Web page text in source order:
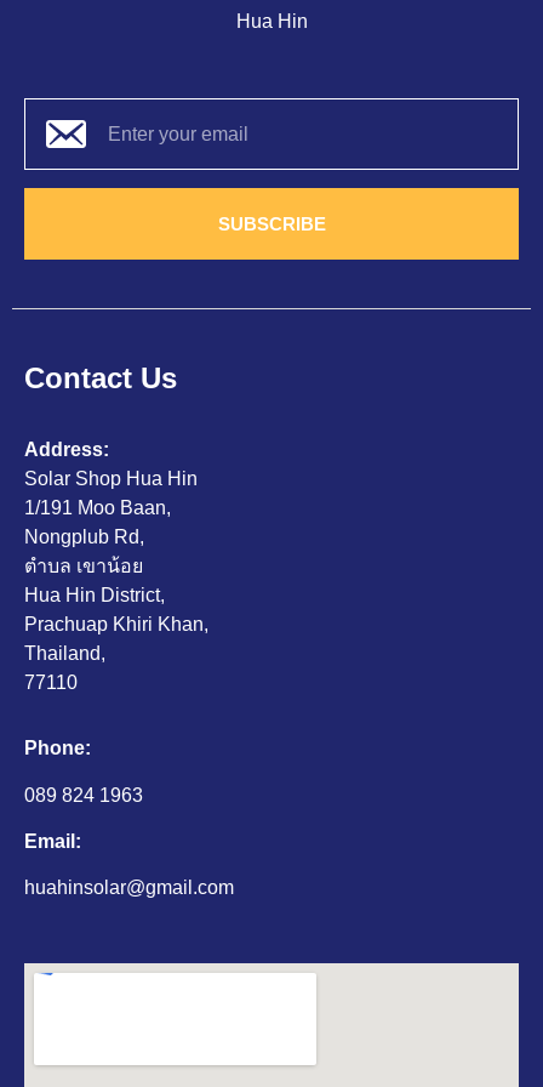
Hua Hin
SUBSCRIBE
Contact Us
Address:
Solar Shop Hua Hin
1/191 Moo Baan,
Nongplub Rd,
ตำบล เขาน้อย
Hua Hin District,
Prachuap Khiri Khan,
Thailand,
77110
Phone:
089 824 1963
Email:
huahinsolar@gmail.com